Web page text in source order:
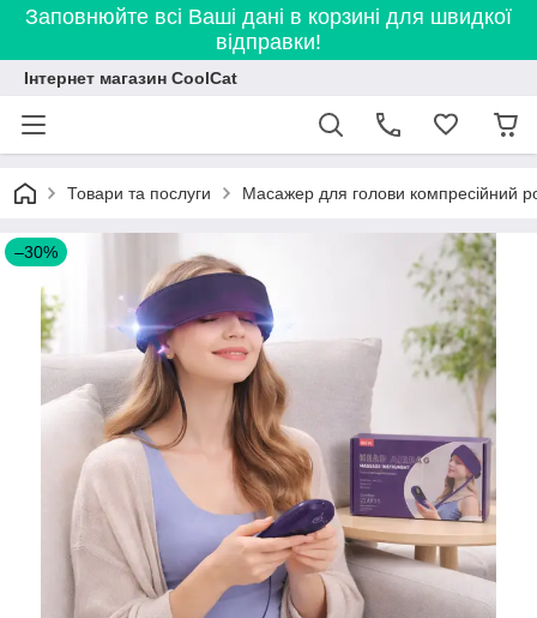
Заповнюйте всі Ваші дані в корзині для швидкої
відправки!
Інтернет магазин CoolCat
Товари та послуги Масажер для голови компресійний
–30%